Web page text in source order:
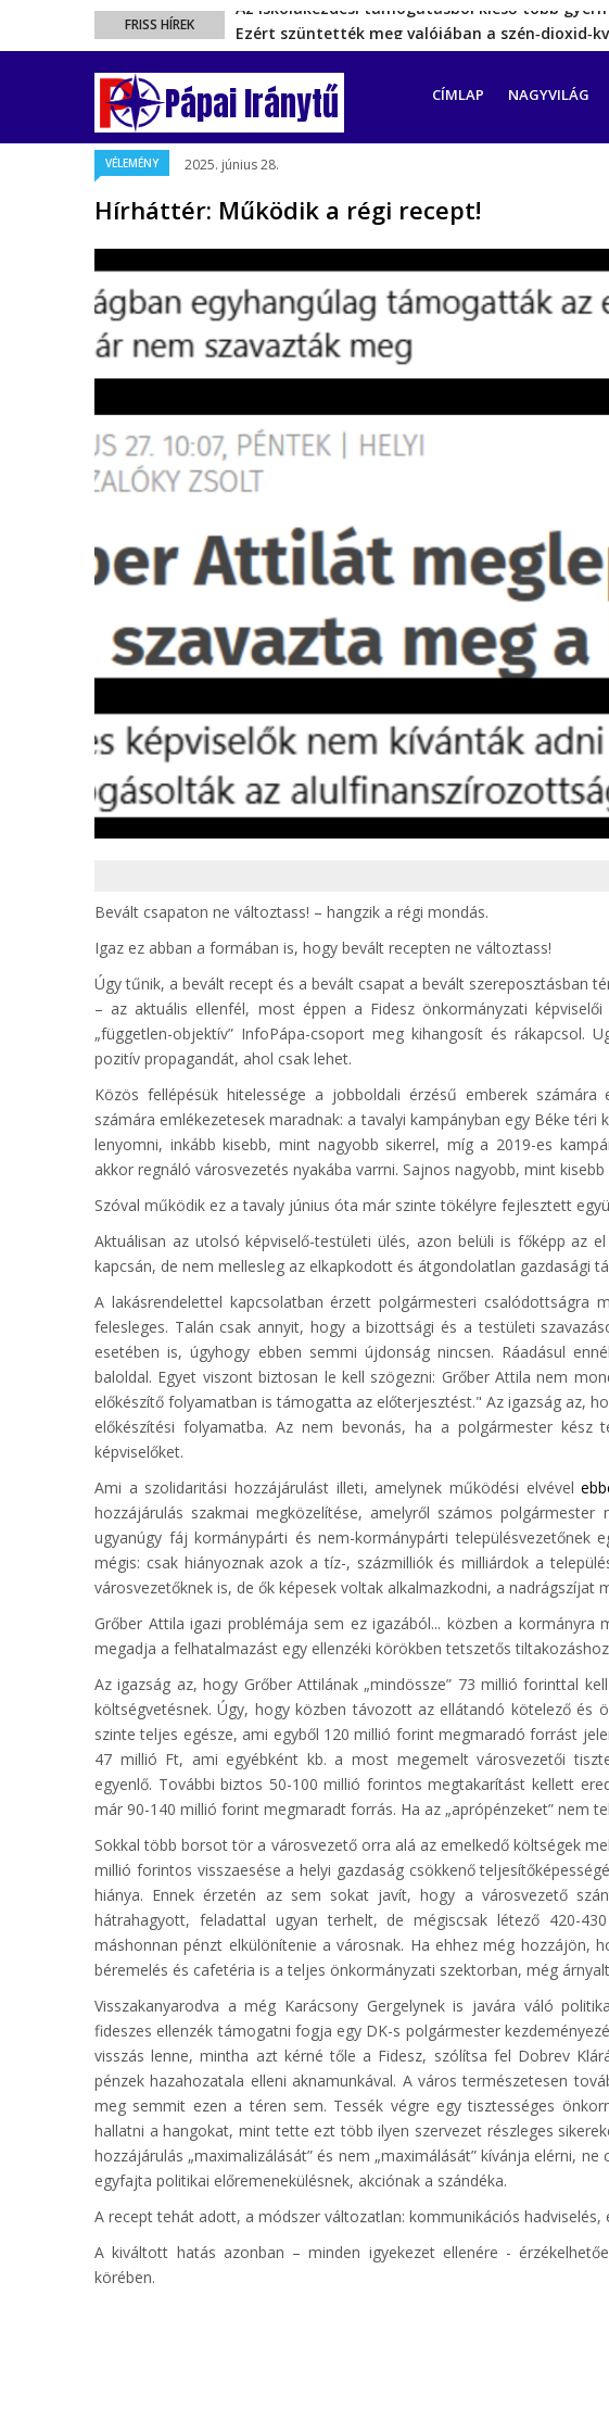
FRISS HÍREK
Ezért szüntették meg valójában a
Energiakrízis: Magyar Péter szerint még
A spanyol enklávét elárasztják a tengeren
Rétvári Bence: Magyar Péter gőzerővel hátrál ki
Az iskolakezdési támogatásból kieső több
Pápai Iránytű
FŐ
CÍMLAP NAGYVILÁG
VÉLEMÉNY 2025. június 28.
Hírháttér: Működik a régi recept!
Bevált csapaton ne változtass! – hangzik a régi mondás.
Igaz ez abban a formában is, hogy bevált recepten ne változtass!
Úgy tűnik, a bevált recept és a bevált csapat a bevált szereposztásban
– az aktuális ellenfél, most éppen a Fidesz önkormányzati
„független-objektív” InfoPápa-csoport meg kihangosít és rákapcsol.
pozitív propagandát, ahol csak lehet.
Közös fellépésük hitelessége a jobboldali érzésű emberek
számára emlékezetesek maradnak: a tavalyi kampányban egy Béke
lenyomni, inkább kisebb, mint nagyobb sikerrel, míg a 2019-es
akkor regnáló városvezetés nyakába varrni. Sajnos nagyobb, mint kisebb
Szóval működik ez a tavaly június óta már szinte tökélyre fejlesztett
Aktuálisan az utolsó képviselő-testületi ülés, azon belüli is főképp az
kapcsán, de nem mellesleg az elkapkodott és átgondolatlan gazdasági
A lakásrendelettel kapcsolatban érzett polgármesteri csalódottságra
felesleges. Talán csak annyit, hogy a bizottsági és a testületi
esetében is, úgyhogy ebben semmi újdonság nincsen. Ráadásul
baloldal. Egyet viszont biztosan le kell szögezni: Grőber Attila nem
előkészítő folyamatban is támogatta az előterjesztést." Az igazság az,
előkészítési folyamatba. Az nem bevonás, ha a polgármester
képviselőket.
Ami a szolidaritási hozzájárulást illeti, amelynek működési elvével
hozzájárulás szakmai megközelítése, amelyről számos
ugyanúgy fáj kormánypárti és nem-kormánypárti
mégis: csak hiányoznak azok a tíz-, százmilliók és milliárdok a
városvezetőknek is, de ők képesek voltak alkalmazkodni, a nadrágszíjat
Grőber Attila igazi problémája sem ez igazából... közben a
megadja a felhatalmazást egy ellenzéki körökben tetszetős
Az igazság az, hogy Grőber Attilának „mindössze” 73 millió forinttal
költségvetésnek. Úgy, hogy közben távozott az ellátandó kötelező és
szinte teljes egésze, ami egyből 120 millió forint megmaradó forrást
47 millió Ft, ami egyébként kb. a most megemelt városvezetői
egyenlő. További biztos 50-100 millió forintos megtakarítást kellett
már 90-140 millió forint megmaradt forrás. Ha az „aprópénzeket” nem
Sokkal több borsot tör a városvezető orra alá az emelkedő költségek
millió forintos visszaesése a helyi gazdaság csökkenő
hiánya. Ennek érzetén az sem sokat javít, hogy a városvezető
hátrahagyott, feladattal ugyan terhelt, de mégiscsak létező 420-
máshonnan pénzt elkülönítenie a városnak. Ha ehhez még hozzájön,
béremelés és cafetéria is a teljes önkormányzati szektorban, még
Visszakanyarodva a még Karácsony Gergelynek is javára váló
fideszes ellenzék támogatni fogja egy DK-s polgármester
visszás lenne, mintha azt kérné tőle a Fidesz, szólítsa fel Dobrev
pénzek hazahozatala elleni aknamunkával. A város természetesen
meg semmit ezen a téren sem. Tessék végre egy tisztességes
hallatni a hangokat, mint tette ezt több ilyen szervezet részleges
hozzájárulás „maximalizálását” és nem „maximálását” kívánja elérni,
egyfajta politikai előremenekülésnek, akciónak a szándéka.
A recept tehát adott, a módszer változatlan: kommunikációs
A kiváltott hatás azonban – minden igyekezet ellenére -
körében.